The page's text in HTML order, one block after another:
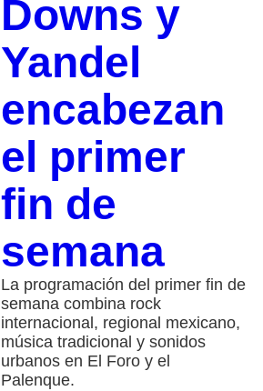
Downs y
Yandel
encabezan
el primer
fin de
semana
La programación del primer fin de
semana combina rock
internacional, regional mexicano,
música tradicional y sonidos
urbanos en El Foro y el
Palenque.